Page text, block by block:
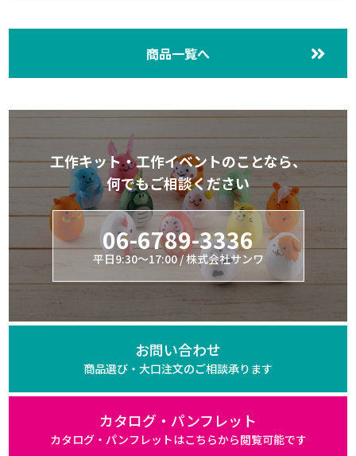
商品一覧へ
工作キット・工作イベントのことなら、
何でもご相談ください
06-6789-3336
平日9:30～17:00 / 株式会社サンワ
お問い合わせ
商品選び・大口注文のご相談承ります
カタログ・パンフレット
カタログ・パンフレットはこちらから閲覧可能です